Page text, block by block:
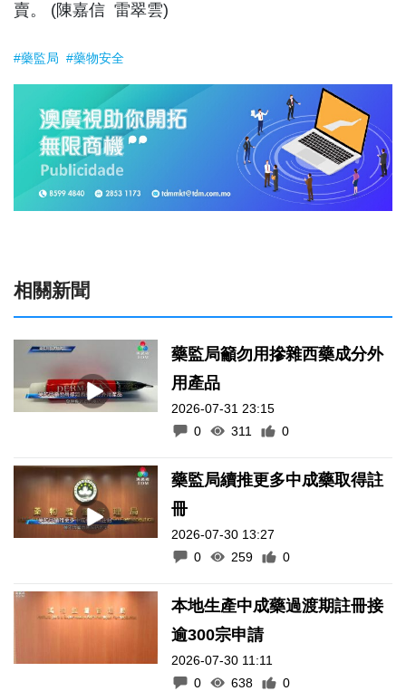
賣。 (陳嘉信 雷翠雲)
#藥監局 #藥物安全
相關新聞
藥監局籲勿用摻雜西藥成分外
用產品
2026-07-31 23:15
0
311 0
藥監局續推更多中成藥取得註
冊
2026-07-30 13:27
0
259 0
本地生產中成藥過渡期註冊接
逾300宗申請
2026-07-30 11:11
0
638 0